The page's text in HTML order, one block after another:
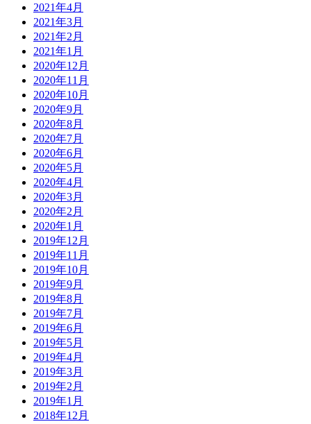
2021年4月
2021年3月
2021年2月
2021年1月
2020年12月
2020年11月
2020年10月
2020年9月
2020年8月
2020年7月
2020年6月
2020年5月
2020年4月
2020年3月
2020年2月
2020年1月
2019年12月
2019年11月
2019年10月
2019年9月
2019年8月
2019年7月
2019年6月
2019年5月
2019年4月
2019年3月
2019年2月
2019年1月
2018年12月